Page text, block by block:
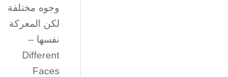
وجوه مختلفة
لكن المعركة
نفسها –
Different
Faces